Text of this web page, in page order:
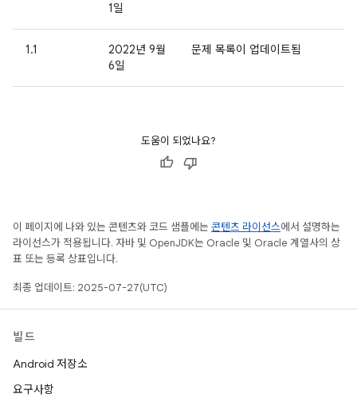
1일
1.1
2022년 9월
6일
문제 목록이 업데이트됨
도움이 되었나요?
이 페이지에 나와 있는 콘텐츠와 코드 샘플에는 콘텐츠 라이선스에서 설명하는
라이선스가 적용됩니다. 자바 및 OpenJDK는 Oracle 및 Oracle 계열사의 상
표 또는 등록 상표입니다.
최종 업데이트: 2025-07-27(UTC)
빌드
Android 저장소
요구사항